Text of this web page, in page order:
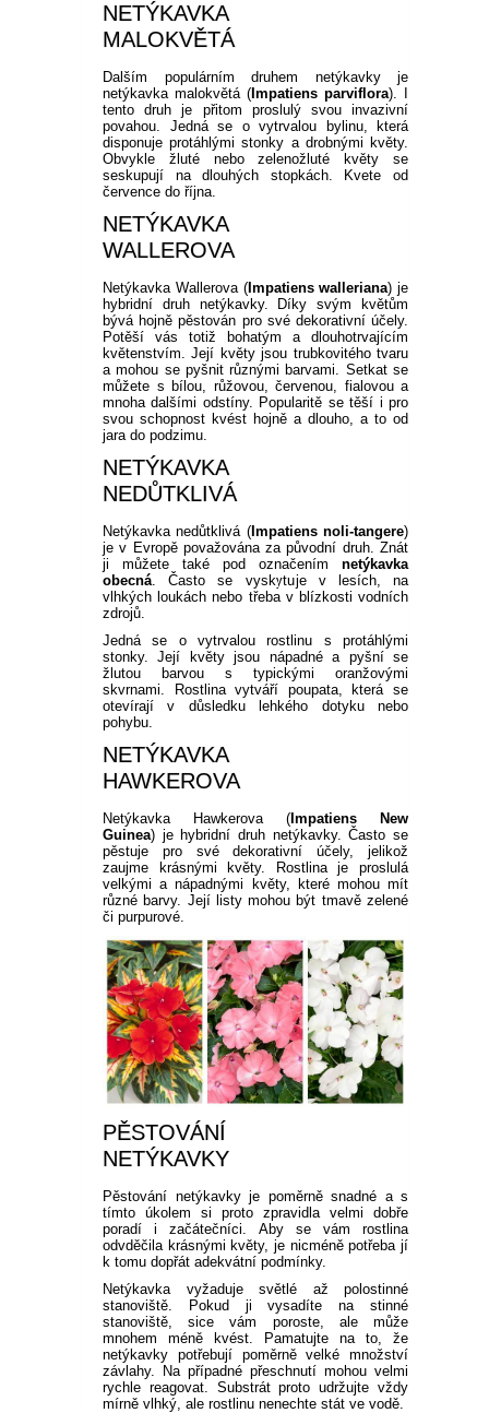
EURYOPS
NETÝKAVKA
MALOKVĚTÁ
Dalším populárním druhem netýkavky je
netýkavka malokvětá ( Impatiens parviflora). I
tento druh je přitom proslulý svou invazivní
povahou. Jedná se o vytrvalou bylinu, která
disponuje protáhlými stonky a drobnými květy.
Obvykle žluté nebo zelenožluté květy se
seskupují na dlouhých stopkách. Kvete od
července do října.
NETÝKAVKA
WALLEROVA
Netýkavka Wallerova (Impatiens walleriana) je
hybridní druh netýkavky. Díky svým květům
bývá hojně pěstován pro své dekorativní účely.
Potěší vás totiž bohatým a dlouhotrvajícím
květenstvím. Její květy jsou trubkovitého tvaru
a mohou se pyšnit různými barvami. Setkat se
můžete s bílou, růžovou, červenou, fialovou a
mnoha dalšími odstíny. Popularitě se těší i pro
svou schopnost kvést hojně a dlouho, a to od
jara do podzimu.
NETÝKAVKA
NEDŮTKLIVÁ
Netýkavka nedůtklivá (Impatiens noli-tangere)
je v Evropě považována za původní druh. Znát
ji můžete také pod označením netýkavka
obecná. Často se vyskytuje v lesích, na
vlhkých loukách nebo třeba v blízkosti vodních
zdrojů.
Jedná se o vytrvalou rostlinu s protáhlými
stonky. Její květy jsou nápadné a pyšní se
žlutou barvou s typickými oranžovými
skvrnami. Rostlina vytváří poupata, která se
otevírají v důsledku lehkého dotyku nebo
pohybu.
NETÝKAVKA
HAWKEROVA
Netýkavka Hawkerova ( Impatiens New
Guinea) je hybridní druh netýkavky. Často se
pěstuje pro své dekorativní účely, jelikož
zaujme krásnými květy. Rostlina je proslulá
velkými a nápadnými květy, které mohou mít
různé barvy. Její listy mohou být tmavě zelené
či purpurové.
PĚSTOVÁNÍ
NETÝKAVKY
Pěstování netýkavky je poměrně snadné a s
tímto úkolem si proto zpravidla velmi dobře
poradí i začátečníci. Aby se vám rostlina
odvděčila krásnými květy, je nicméně potřeba jí
k tomu dopřát adekvátní podmínky.
Netýkavka vyžaduje světlé až polostinné
stanoviště. Pokud ji vysadíte na stinné
stanoviště, sice vám poroste, ale může
mnohem méně kvést. Pamatujte na to, že
netýkavky potřebují poměrně velké množství
závlahy. Na případné přeschnutí mohou velmi
rychle reagovat. Substrát proto udržujte vždy
mírně vlhký, ale rostlinu nenechte stát ve vodě.